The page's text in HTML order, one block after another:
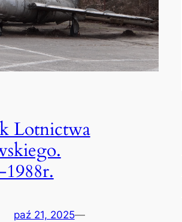
Lotnictwa
1988r.
paź 21, 2025—